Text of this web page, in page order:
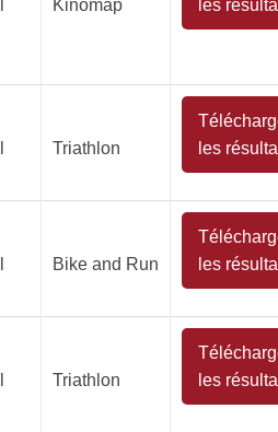
Kinomap
les
Triathlon
les
Bike and Run
les
Triathlon
les